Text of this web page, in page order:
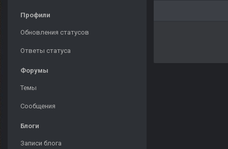
Профили
Обновления статусов
Ответы статуса
Форумы
Темы
Сообщения
Блоги
Записи блога